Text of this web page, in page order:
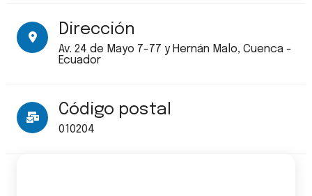
Dirección
Av. 24 de Mayo 7-77 y Hernán Malo, Cuenca -
Ecuador
Código postal
010204